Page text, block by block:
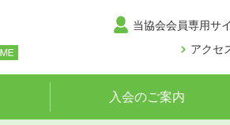
入会のご案内
当協会会員専用サ
アクセ